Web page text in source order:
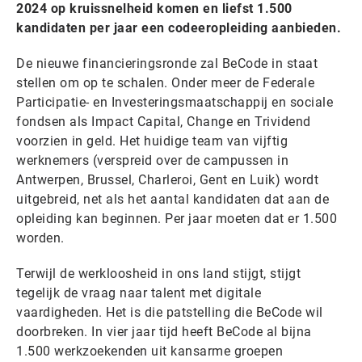
2024 op kruissnelheid komen en liefst 1.500
kandidaten per jaar een codeeropleiding aanbieden.
De nieuwe financieringsronde zal BeCode in staat
stellen om op te schalen. Onder meer de Federale
Participatie- en Investeringsmaatschappij en sociale
fondsen als Impact Capital, Change en Trividend
voorzien in geld. Het huidige team van vijftig
werknemers (verspreid over de campussen in
Antwerpen, Brussel, Charleroi, Gent en Luik) wordt
uitgebreid, net als het aantal kandidaten dat aan de
opleiding kan beginnen. Per jaar moeten dat er 1.500
worden.
Terwijl de werkloosheid in ons land stijgt, stijgt
tegelijk de vraag naar talent met digitale
vaardigheden. Het is die patstelling die BeCode wil
doorbreken. In vier jaar tijd heeft BeCode al bijna
1.500 werkzoekenden uit kansarme groepen